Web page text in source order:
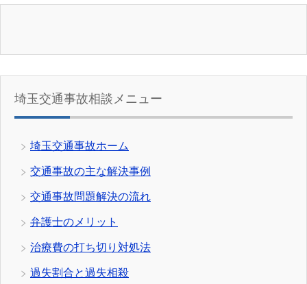
埼玉交通事故相談メニュー
埼玉交通事故ホーム
交通事故の主な解決事例
交通事故問題解決の流れ
弁護士のメリット
治療費の打ち切り対処法
過失割合と過失相殺